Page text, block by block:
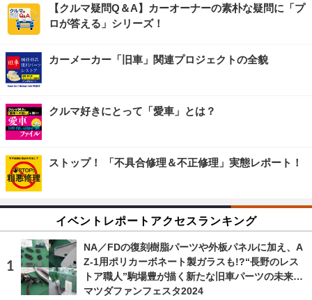
【クルマ疑問Q＆A】カーオーナーの素朴な疑問に「プ
ロが答える」シリーズ！
カーメーカー「旧車」関連プロジェクトの全貌
クルマ好きにとって「愛車」とは？
ストップ！ 「不具合修理＆不正修理」実態レポート！
イベントレポートアクセスランキング
NA／FDの復刻樹脂パーツや外板パネルに加え、A
Z-1用ポリカーボネート製ガラスも!?“長野のレス
トア職人”駒場豊が描く新たな旧車パーツの未来…
マツダファンフェスタ2024